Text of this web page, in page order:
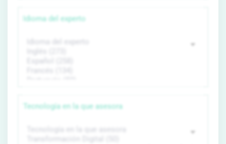
Idioma del experto
Tecnología en la que asesora